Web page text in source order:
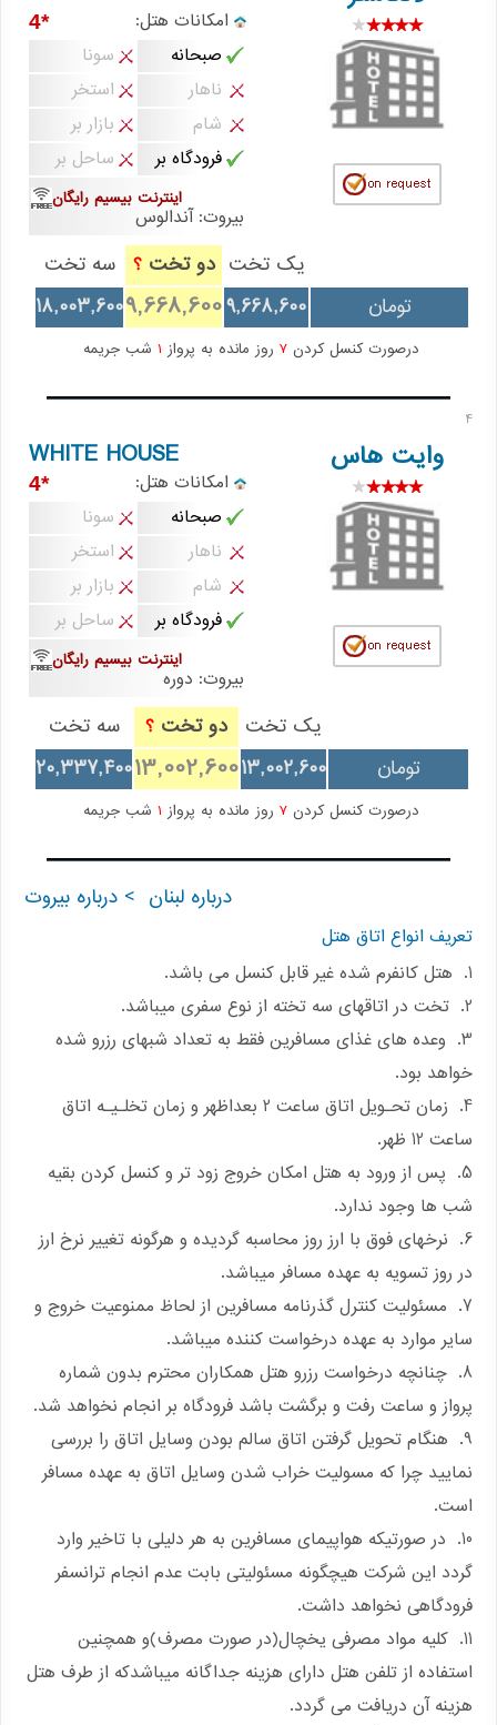
امکانات هتل: *4
صبحانه
سونا
ناهار
استخر
شام
بازار بر
فرودگاه بر
ساحل بر
اینترنت بیسیم رایگان
بیروت: آندالوس
یک تخت دو تخت؟
سه تخت
تومان
9,668,600
9,668,600
18,003,600
درصورت کنسل کردن 7 روز مانده به پرواز شب جریمه
4
وایت هاس WHITE HOUSE
امکانات هتل: *4
صبحانه
سونا
ناهار
استخر
شام
بازار بر
فرودگاه بر
ساحل بر
اینترنت بیسیم رایگان
بیروت: دوره
یک تخت دو تخت ؟
سه تخت
تومان
13,002,600
13,002,600
20,337,400
درصورت کنسل کردن 7 روز مانده به پرواز شب جریمه
درباره لبنان > درباره بیروت
تعریف انواع اتاق هتل
1. هتل کانفرم شده غیر قابل کنسل می باشد.
2. تخت در اتاقهای سه تخته از نوع سفری میباشد.
3. وعده های غذای مسافرین فقط به تعداد شبهای رزرو شده
خواهد بود.
4. زمان تحـویل اتاق ساعت 2 بعداظهر و زمان تخلـیـه اتاق
ساعت 12 ظهر.
5. پس از ورود به هتل امکان خروج زود تر و کنسل کردن بقیه
شب ها وجود ندارد.
6. نرخهای فوق با ارز روز محاسبه گردیده و هرگونه تغییر نرخ ارز
در روز تسویه به عهده مسافر میباشد.
7. مسئولیت کنترل گذرنامه مسافرین از لحاظ ممنوعیت خروج و
سایر موارد به عهده درخواست کننده میباشد.
8. چنانچه درخواست رزرو هتل همکاران محترم بدون شماره
پرواز و ساعت رفت و برگشت باشد فرودگاه بر انجام نخواهد شد.
9. هنگام تحویل گرفتن اتاق سالم بودن وسایل اتاق را بررسی
نمایید چرا که مسولیت خراب شدن وسایل اتاق به عهده مسافر
است.
10. در صورتیکه هواپیمای مسافرین به هر دلیلی با تاخیر وارد
گردد این شرکت هیچگونه مسئولیتی بابت عدم انجام ترانسفر
فرودگاهی نخواهد داشت.
11. کلیه مواد مصرفی یخچال(در صورت مصرف)و همچنین
استفاده از تلفن هتل دارای هزینه جداگانه میباشدکه از طرف هتل
هزینه آن دریافت می گردد.